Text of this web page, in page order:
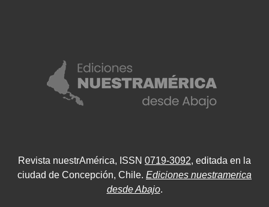
Revista nuestrAmérica, ISSN 0719-3092, editada en la
ciudad de Concepción, Chile. Ediciones nuestramerica
desde Abajo.